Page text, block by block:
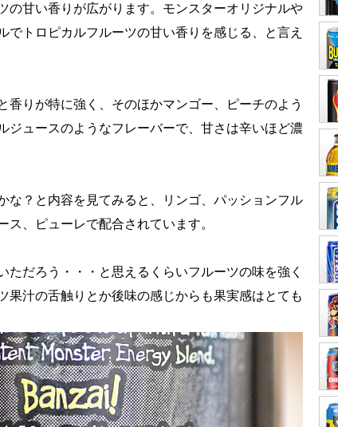
の甘い香りが広がります。モンスターオリジナルや
でトロピカルフルーツの甘い香りを感じる、と言え
香りが特に強く、そのほかマンゴー、ピーチのよう
ジュースのようなフレーバーで、甘さは辛いほど濃
な？と内容を見てみると、リンゴ、パッションフル
、ピューレで配合されています。
ただろう・・・と思えるくらいフルーツの味を強く
果汁の舌触りとか後味の感じからも果実感はとても